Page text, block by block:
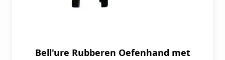
Bell'ure Rubberen Oefenhand met